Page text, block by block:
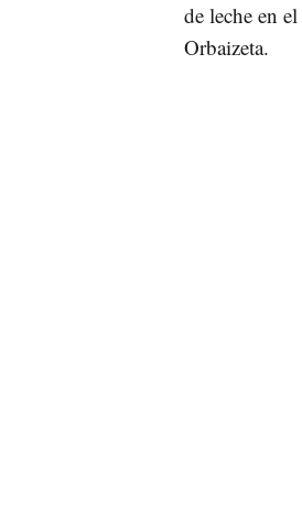
de leche en
Orbaizeta.